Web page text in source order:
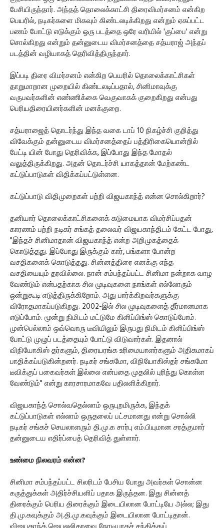
பேசியிருந்தார். அந்தத் தொலைக்காட்சி திரைவிமர்சனம் என்கிற
பெயரில், நடிகர்களை மிகவும் கிண்டலடிக்கிறது என்றும் ஏகப்பட்ட
பணம் போட்டு எடுக்கும் ஒரு படத்தை ஒரே வரியில் 'குப்பை' என்று
சொல்கிறது என்றும் தன்னுடைய விமர்சனத்தை சத்யராஜ் அந்தப்
படத்தின் வழியாகத் தெரிவித்திருந்தார்.
இப்படி திரை விமர்சனம் என்கிற பெயரில் தொலைக்காட்சிகள்
தாறுமாறான முறையில் கிண்டலடிப்பதால், சினிமாவுக்கு
வருபவர்களின் எண்ணிக்கை வெகுவாகக் குறைகிறது என்பது
பெரியதிரையினர்களின் மனக்குறை.
சத்யராஜைத் தொடர்ந்து இந்த வகை டாப் 10 நிகழ்ச்சி குறித்து
விவேக்கும் தன்னுடைய விமர்சனத்தைப் பத்திரிகையொன்றில்
பேட்டி யின் போது தெரிவிக்க, இப்போது இந்த மோதல்
வலுத்திருக்கிறது. அதன் தொடர்ச்சி யாகத்தான் மேற்கண்ட
கட்டுப்பாடுகள் விதிக்கப்பட்டுள்ளன.
கட்டுப்பாடு விதிமுறைகள் பற்றி விஜயகாந்த் என்ன சொல்கிறார்?
தனியார் தொலைக்காட்சிகளைக் கடுமையாக விமர்சிப்பதன்
காரணம் பற்றி நடிகர் சங்கத் தலைவர் விஜயகாந்திடம் கேட்ட போது,
"இந்தச் சினிமாதான் விஜயகாந்த் என்ற அறிமுகத்தைக்
கொடுத்தது. இப்போது இருக்கும் கார், பங்களா போன்ற
வசதிகளைக் கொடுத்தது. சின்னத்திரை எனக்கு எந்த
வசதியையும் தரவில்லை. நான் சம்பந்தப்பட்ட சினிமா நன்றாக வாழ
வேண்டும் என்பதற்காக சில முடிவுகளை நாங்கள் எல்லோரும்
ஒன்றுகூடி எடுத்திருக்கிறோம். அது பார்க்கிறவர்களுக்கு
விரோதமாகப்படுகிறது. 2002-இல் சில முடிவுகளைத் தீர்மானமாக
எடுப்போம். மூன்று நிமிடம் மட்டுமே கிளிப்பிங்ஸ் கொடுப்போம்.
முன்பெல்லாம் ஒவ்வொரு டீவியிலும் இருபது நிமிடம் கிளிப்பிங்ஸ்
போட்டு முழுப் படத்தையும் போட்டு விடுவார்கள். இதனால்
விநியோகிஸ் தர்களும், திரையரங்க உரிமையாளர்களும் அதிகமாகப்
பாதிக்கப்படுகின்றனர். நடிகர் சங்கமோ, விநியோகிஸ்தர் சங்கமோ
டீவிக்குப் பகைவர்கள் இல்லை என்பதை முதலில் புரிந்து கொள்ள
வேண்டும்" என்று காரசாரமாகவே பதிலளிக்கிறார்.
விஜயகாந்த் சொல்வதெல்லாம் ஒருபுறமிருக்க, இந்தக்
கட்டுப்பாடுகள் எல்லாம் ஒருதலைப் பட்சமானது என்று சொல்லி
நடிகர் சங்கச் செயலாளரும் தி.மு.க சார்பு எம்.பியுமான சரத்குமார்
தன்னுடைய எதிர்ப்பைத் தெரிவித் துள்ளார்.
உண்மை நிலவரம் என்ன?
சினிமா சம்பந்தப்பட்ட சிலரிடம் பேசிய போது அவர்கள் சொன்ன
கருத்துக்கள் அதிர்ச்சியளிப் பதாக இருந்தன. இது சின்னத்
திரைக்கும் பெரிய திரைக்கும் இடையிலான போட்டியே அல்ல; இது
தி.மு.கவுக்கும் அ.தி.மு.கவுக்கும் இடையிலான போட்டிதான்.